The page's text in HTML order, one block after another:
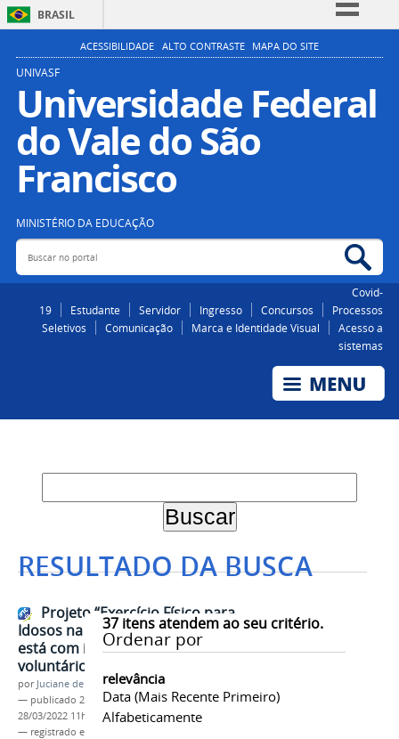
BRASIL
Simplifique!
Participe
Acesso à informação
Legislação
ACESSIBILIDADE ALTO CONTRASTE MAPA DO SITE
UNIVASF
Universidade Federal
do Vale do São
Francisco
MINISTÉRIO DA EDUCAÇÃO
Buscar no portal
Covid-
19
Estudante Servidor Ingresso Concursos
Processos
Seletivos
Comunicação Marca e Identidade Visual
Acesso a
sistemas
RESULTADO DA BUSCA
37itens atendem ao seu critério.
Ordenar por
relevância
Data (mais Recente Primeiro)
Alfabeticamente
Projeto “Exercício Físico para
Idosos na Prevenção de Quedas”
está com inscrições abertas para
voluntários
por Juciane de Jesus Aleixo
— publicado 28/03/2022 —última modificação
28/03/2022 11h42
— registrado em: